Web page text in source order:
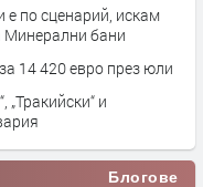
по сценарий, искам
Минерални бани
14 420 евро през юли
„Тракийски“ и
Блогове